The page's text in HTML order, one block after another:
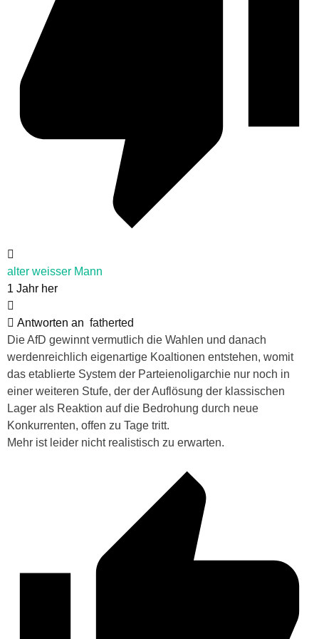
alter weisser Mann
1 Jahr her
Antworten an fatherted
Die AfD gewinnt vermutlich die Wahlen und danach
werdenreichlich eigenartige Koaltionen entstehen, womit
das etablierte System der Parteienoligarchie nur noch in
einer weiteren Stufe, der der Auflösung der klassischen
Lager als Reaktion auf die Bedrohung durch neue
Konkurrenten, offen zu Tage tritt.
Mehr ist leider nicht realistisch zu erwarten.